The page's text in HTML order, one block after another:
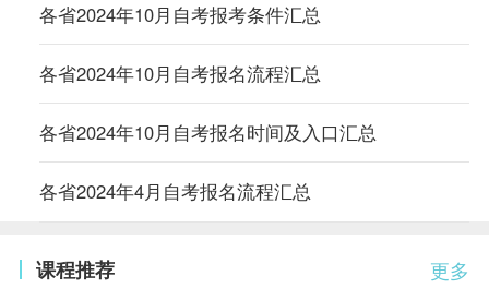
各省2024年10月自考报考条件汇总
各省2024年10月自考报名流程汇总
各省2024年10月自考报名时间及入口汇总
各省2024年4月自考报名流程汇总
更多
课程推荐